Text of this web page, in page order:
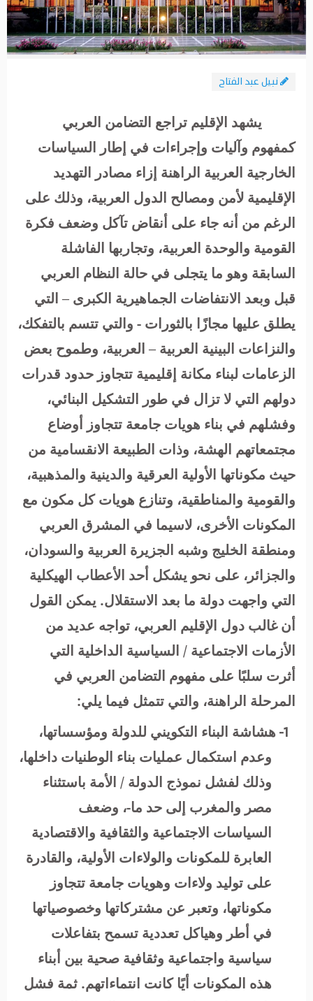
نبيل عبد الفتاح
يشهد الإقليم تراجع التضامن العربي
كمفهوم وآليات وإجراءات في إطار السياسات
الخارجية العربية الراهنة إزاء مصادر التهديد
الإقليمية لأمن ومصالح الدول العربية، وذلك على
الرغم من أنه جاء على أنقاض تآكل وضعف فكرة
القومية والوحدة العربية، وتجاربها الفاشلة
السابقة وهو ما يتجلى في حالة النظام العربي
قبل وبعد الانتفاضات الجماهيرية الكبرى – التي
يطلق عليها مجازًا بالثورات - والتي تتسم بالتفكك،
والنزاعات البينية العربية – العربية، وطموح بعض
الزعامات لبناء مكانة إقليمية تتجاوز حدود قدرات
دولهم التي لا تزال في طور التشكيل البنائي،
وفشلهم في بناء هويات جامعة تتجاوز أوضاع
مجتمعاتهم الهشة، وذات الطبيعة الانقسامية من
حيث مكوناتها الأولية العرقية والدينية والمذهبية،
والقومية والمناطقية، وتنازع هويات كل مكون مع
المكونات الأخرى، لاسيما في المشرق العربي
ومنطقة الخليج وشبه الجزيرة العربية والسودان،
والجزائر، على نحو يشكل أحد الأعطاب الهيكلية
التي واجهت دولة ما بعد الاستقلال. يمكن القول
أن غالب دول الإقليم العربي، تواجه عديد من
الأزمات الاجتماعية / السياسية الداخلية التي
أثرت سلبًا على مفهوم التضامن العربي في
المرحلة الراهنة، والتي تتمثل فيما يلي:
1- هشاشة البناء التكويني للدولة ومؤسساتها،
وعدم استكمال عمليات بناء الوطنيات داخلها،
وذلك لفشل نموذج الدولة / الأمة باستثناء
مصر والمغرب إلى حد ما-، وضعف
السياسات الاجتماعية والثقافية والاقتصادية
العابرة للمكونات والولاءات الأولية، والقادرة
على توليد ولاءات وهويات جامعة تتجاوز
مكوناتها، وتعبر عن مشتركاتها وخصوصياتها
في أطر وهياكل تعددية تسمح بتفاعلات
سياسية واجتماعية وثقافية صحية بين أبناء
هذه المكونات أيًا كانت انتماءاتهم. ثمة فشل